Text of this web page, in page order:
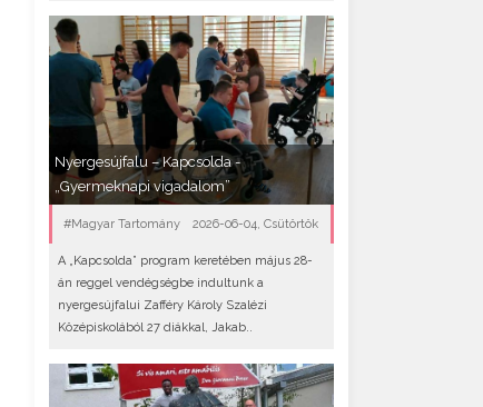
Nyergesújfalu – Kapcsolda -
„Gyermeknapi vigadalom”
#Magyar Tartomány 2026-06-04, Csütörtök
A „Kapcsolda” program keretében május 28-
án reggel vendégségbe indultunk a
nyergesújfalui Zafféry Károly Szalézi
Középiskolából 27 diákkal, Jakab..